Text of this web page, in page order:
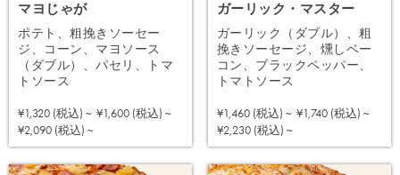
マヨじゃが
ポテト、粗挽きソーセー
ジ、コーン、マヨソース
（ダブル）、パセリ、トマ
トソース
¥1,320 (税込) ~ ¥1,600 (税込) ~
¥2,090 (税込) ~
ガーリック・マスター
ガーリック（ダブル）、粗
挽きソーセージ、燻しベー
コン、ブラックペッパー、
トマトソース
¥1,460 (税込) ~ ¥1,740 (税込) ~
¥2,230 (税込) ~